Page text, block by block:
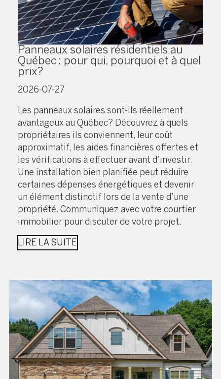
Panneaux solaires résidentiels au
Québec : pour qui, pourquoi et à quel
prix?
2026-07-27
Les panneaux solaires sont-ils réellement
avantageux au Québec? Découvrez à quels
propriétaires ils conviennent, leur coût
approximatif, les aides financières offertes et
les vérifications à effectuer avant d’investir.
Une installation bien planifiée peut réduire
certaines dépenses énergétiques et devenir
un élément distinctif lors de la vente d’une
propriété. Communiquez avec votre courtier
immobilier pour discuter de votre projet.
LIRE LA SUITE